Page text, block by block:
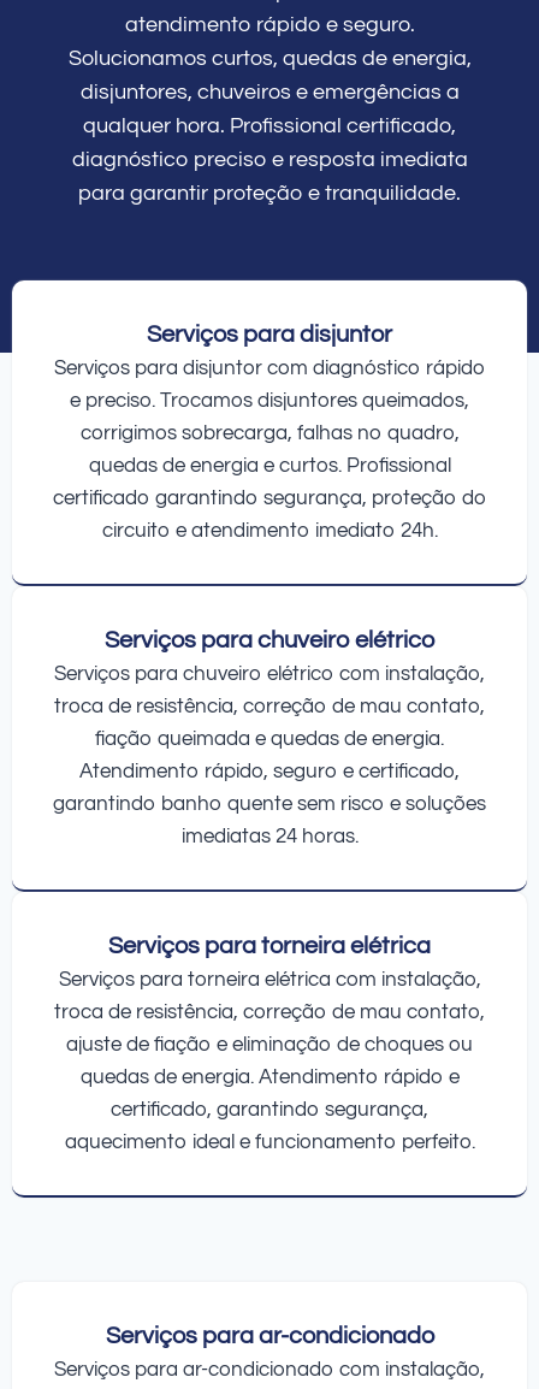
atendimento rápido e seguro.
Solucionamos curtos, quedas de energia,
disjuntores, chuveiros e emergências a
qualquer hora. Profissional certificado,
diagnóstico preciso e resposta imediata
para garantir proteção e tranquilidade.
Serviços para disjuntor
Serviços para disjuntor com diagnóstico rápido
e preciso. Trocamos disjuntores queimados,
corrigimos sobrecarga, falhas no quadro,
quedas de energia e curtos. Profissional
certificado garantindo segurança, proteção do
circuito e atendimento imediato 24h.
Serviços para chuveiro elétrico
Serviços para chuveiro elétrico com instalação,
troca de resistência, correção de mau contato,
fiação queimada e quedas de energia.
Atendimento rápido, seguro e certificado,
garantindo banho quente sem risco e soluções
imediatas 24 horas.
Serviços para torneira elétrica
Serviços para torneira elétrica com instalação,
troca de resistência, correção de mau contato,
ajuste de fiação e eliminação de choques ou
quedas de energia. Atendimento rápido e
certificado, garantindo segurança,
aquecimento ideal e funcionamento perfeito.
Serviços para ar-condicionado
Serviços para ar-condicionado com instalação,